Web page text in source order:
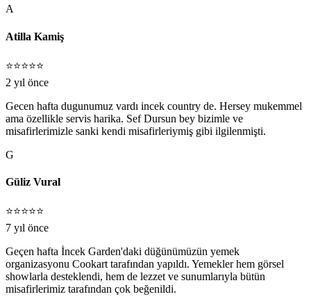
A
Atilla Kamiş
⭐⭐⭐⭐⭐
2 yıl önce
Gecen hafta dugunumuz vardı incek country de. Hersey mukemmel
ama özellikle servis harika. Sef Dursun bey bizimle ve
misafirlerimizle sanki kendi misafirleriymiş gibi ilgilenmişti.
G
Güliz Vural
⭐⭐⭐⭐⭐
7 yıl önce
Geçen hafta İncek Garden'daki düğünümüzün yemek
organizasyonu Cookart tarafından yapıldı. Yemekler hem görsel
showlarla desteklendi, hem de lezzet ve sunumlarıyla bütün
misafirlerimiz tarafından çok beğenildi.